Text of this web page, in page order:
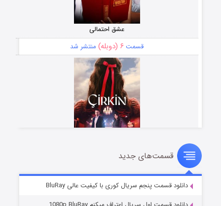
عشق احتمالی
قسمت ۶ (دوبله) منتشر شد
سریال زشت
قسمت۵ (زیرنویس) منتشر شد
قسمت‌های جدید
دانلود قسمت پنجم سریال کوری با کیفیت عالی BluRay